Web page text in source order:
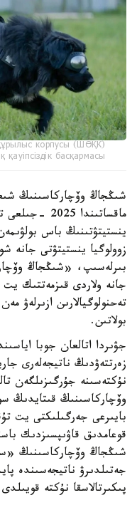
корпусы (ШӨҚК)
қауіпсіздік басқармасы
شىڭجاڭ وۆچاركاسىنىڭ
ماقساتىندا
ينستيتۋتىنىڭ باس
زوولوگيا ينستيتۋتى جانە
بىرلەسىپ، «شىڭجاڭ
جانە ولاردى قىزمەتتىك
تەحنولوگيالارىن ازىرلەۋ
بولاتىن.
جۋىردا اتالعان جوبا
زەرتتەۋدىڭ ناتيجەلەرى
نۇكتەسىنە جۇرگىزىلگەن
وۆچاركاسىنىڭ قىتايدىڭ
بايىرعى جەرگىلىكتى يت
قوعامدىق قاۋىپسىزدىك
شىڭجاڭ وۆچاركاسىنىڭ
جەتىلدىرۋ ناتيجەسىندە
پىكىرتالاسقا نۇكتە